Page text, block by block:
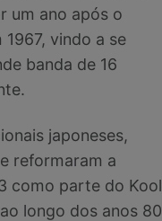
um ano após o
vindo a se
banda de 16
japoneses,
reformaram a
como parte do Kool
longo dos anos 80